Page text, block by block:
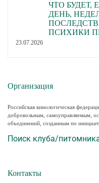
ЧТО БУДЕТ,
ДЕНЬ,
ПСИХИКИ
23.07.2026
Организация
Российская кинологическая
добровольным, самоуправляемым,
объединений, созданным по
Поиск клуба/
Контакты